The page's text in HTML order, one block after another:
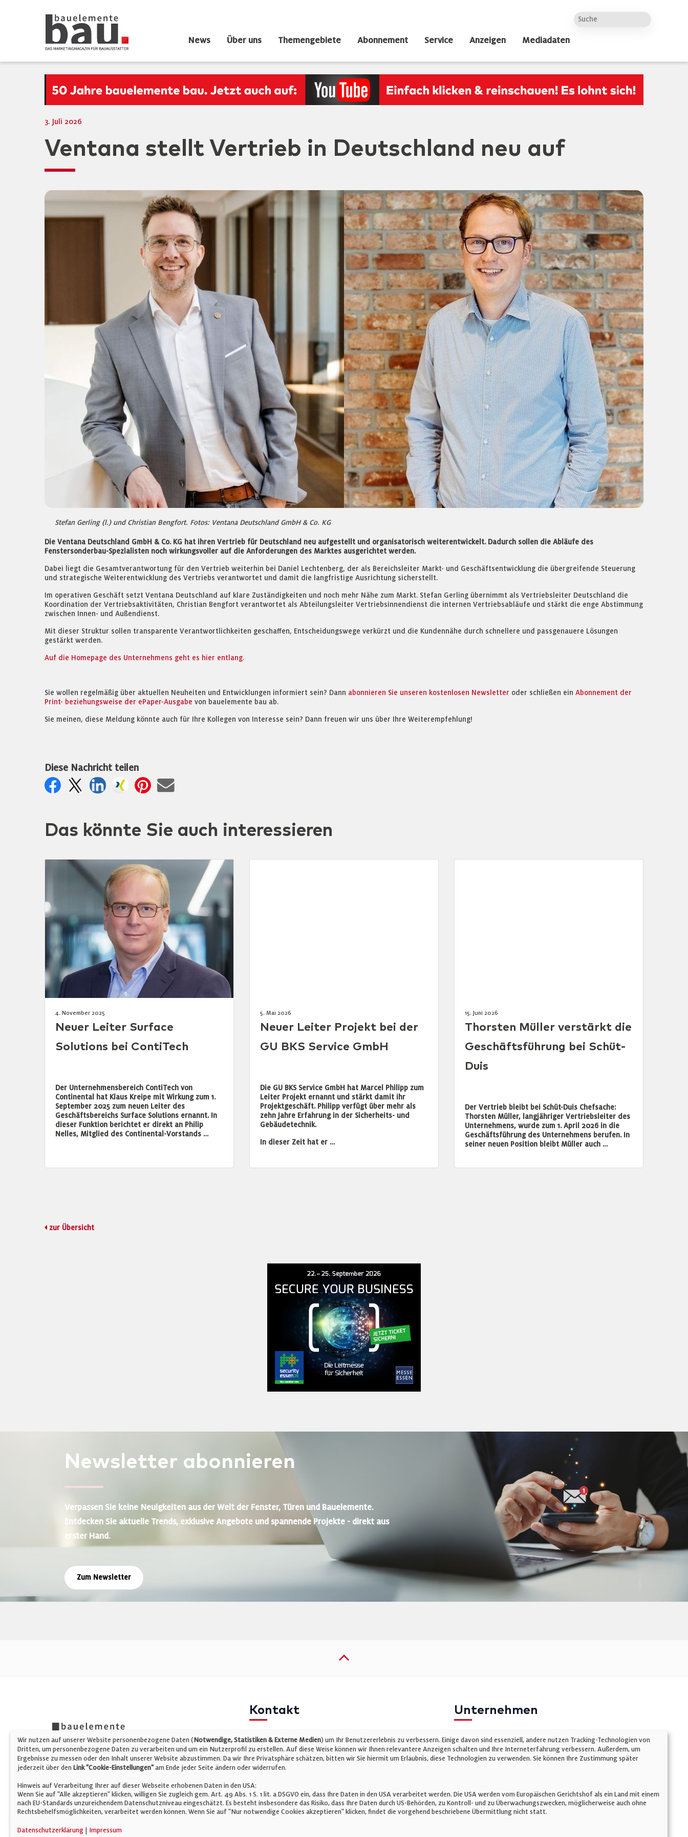
News Über uns Themengebiete Abonnement Service Anzeigen Mediadaten
3. Juli 2026
Ventana stellt Vertrieb in Deutschland neu auf
Stefan Gerling (l.) und Christian Bengfort. Fotos: Ventana Deutschland GmbH & Co. KG
Die Ventana Deutschland GmbH & Co. KG hat ihren Vertrieb für Deutschland neu aufgestellt und organisatorisch weiterentwickelt. Dadurch sollen die Abläufe des
Fenstersonderbau-Spezialisten noch wirkungsvoller auf die Anforderungen des Marktes ausgerichtet werden.
Dabei liegt die Gesamtverantwortung für den Vertrieb weiterhin bei Daniel Lechtenberg, der als Bereichsleiter Markt- und Geschäftsentwicklung die übergreifende Steuerung
und strategische Weiterentwicklung des Vertriebs verantwortet und damit die langfristige Ausrichtung sicherstellt.
Im operativen Geschäft setzt Ventana Deutschland auf klare Zuständigkeiten und noch mehr Nähe zum Markt. Stefan Gerling übernimmt als Vertriebsleiter Deutschland die
Koordination der Vertriebsaktivitäten, Christian Bengfort verantwortet als Abteilungsleiter Vertriebsinnendienst die internen Vertriebsabläufe und stärkt die enge Abstimmung
zwischen Innen- und Außendienst.
Mit dieser Struktur sollen transparente Verantwortlichkeiten geschaffen, Entscheidungswege verkürzt und die Kundennähe durch schnellere und passgenauere Lösungen
gestärkt werden.
Auf die Homepage des Unternehmens geht es hier entlang.
Sie wollen regelmäßig über aktuellen Neuheiten und Entwicklungen informiert sein? Dann abonnieren Sie unseren kostenlosen Newsletter oder schließen ein Abonnement der
Print- beziehungsweise der ePaper-Ausgabe von bauelemente bau ab.
Sie meinen, diese Meldung könnte auch für Ihre Kollegen von Interesse sein? Dann freuen wir uns über Ihre Weiterempfehlung!
Diese Nachricht teilen
Das könnte Sie auch interessieren
4. November 2025
Neuer Leiter Surface
Solutions bei ContiTech
Der Unternehmensbereich ContiTech von
Continental hat Klaus Kreipe mit Wirkung zum 1.
September 2025 zum neuen Leiter des
Geschäftsbereichs Surface Solutions ernannt. In
dieser Funktion berichtet er direkt an Philip
Nelles, Mitglied des Continental-Vorstands …
5. Mai 2026
Neuer Leiter Projekt bei der
GU BKS Service GmbH
Die GU BKS Service GmbH hat Marcel Philipp zum
Leiter Projekt ernannt und stärkt damit ihr
Projektgeschäft. Philipp verfügt über mehr als
zehn Jahre Erfahrung in der Sicherheits- und
Gebäudetechnik.
In dieser Zeit hat er …
15. Juni 2026
Thorsten Müller verstärkt die
Geschäftsführung bei Schüt-
Duis
Der Vertrieb bleibt bei Schüt-Duis Chefsache:
Thorsten Müller, langjähriger Vertriebsleiter des
Unternehmens, wurde zum 1. April 2026 in die
Geschäftsführung des Unternehmens berufen. In
seiner neuen Position bleibt Müller auch …
zur Übersicht
Newsletter abonnieren
Verpassen Sie keine Neuigkeiten aus der Welt der Fenster, Türen und Bauelemente.
Entdecken Sie aktuelle Trends, exklusive Angebote und spannende Projekte - direkt aus
erster Hand.
Zum Newsletter
Kontakt
E-Mail:info@bauelemente-bau.eu
Unternehmen
Datenschutz
Cookie-Einstellungen
© Verlag für Fachpublizistik GmbH
Wir nutzen auf unserer Website personenbezogene Daten (Notwendige, Statistiken & Externe Medien) um Ihr Benutzererlebnis zu verbessern. Einige davon sind essenziell, andere nutzen Tracking-Technologien von
Dritten, um personenbezogene Daten zu verarbeiten und um ein Nutzerprofil zu erstellen. Auf diese Weise können wir Ihnen relevantere Anzeigen schalten und Ihre Interneterfahrung verbessern. Außerdem, um
Ergebnisse zu messen oder den Inhalt unserer Website abzustimmen. Da wir Ihre Privatsphäre schätzen, bitten wir Sie hiermit um Erlaubnis, diese Technologien zu verwenden. Sie können Ihre Zustimmung später
jederzeit über den Link "Cookie-Einstellungen" am Ende jeder Seite ändern oder widerrufen.
Hinweis auf Verarbeitung Ihrer auf dieser Webseite erhobenen Daten in den USA:
Wenn Sie auf "Alle akzeptieren" klicken, willigen Sie zugleich gem. Art. 49 Abs. 1 S. 1 lit. a DSGVO ein, dass Ihre Daten in den USA verarbeitet werden. Die USA werden vom Europäischen Gerichtshof als ein Land mit einem
nach EU-Standards unzureichendem Datenschutzniveau eingeschätzt. Es besteht insbesondere das Risiko, dass Ihre Daten durch US-Behörden, zu Kontroll- und zu Überwachungszwecken, möglicherweise auch ohne
Rechtsbehelfsmöglichkeiten, verarbeitet werden können. Wenn Sie auf "Nur notwendige Cookies akzeptieren" klicken, findet die vorgehend beschriebene Übermittlung nicht statt.
Datenschutzerklärung Impressum